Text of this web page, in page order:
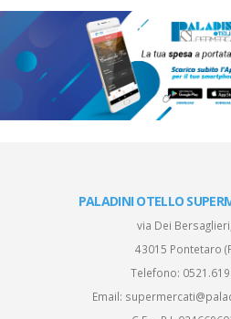
PALADINI OTELLO
via Dei
43015 Pontetaro
Telefono:
Email: